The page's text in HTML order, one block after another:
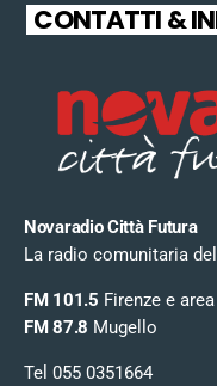
CONTATTI &
Novaradio Città Futura
La radio comunitaria
FM 101.5 Firenze e
FM 87.8 Mugello
Tel 055 0351664